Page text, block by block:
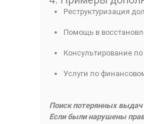
Реструктуризация
Помощь в
Консультирование
Услуги по
Поиск потерянных выдач
Если были нарушены